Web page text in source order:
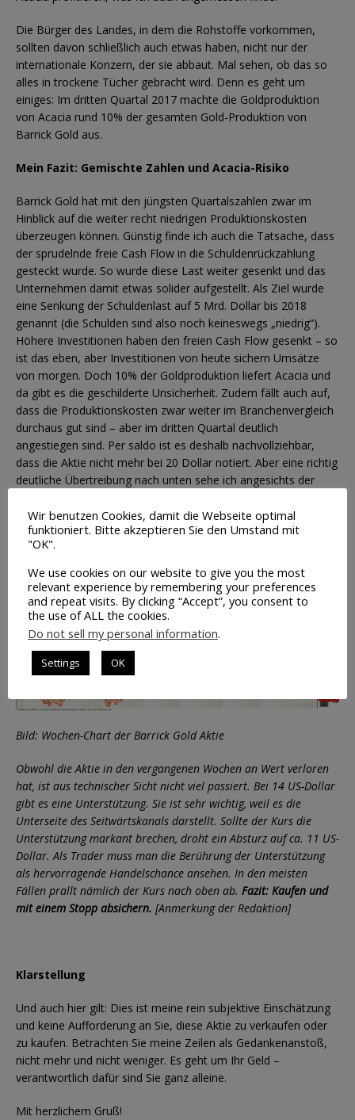
Die Bürger des Landes, in dem die Rohstoffe vorkommen,
sollten davon schließlich auch etwas haben, nicht nur der
internationale Konzern, der sie abbaut. Mal sehen, ob das so
alles in trockene Tücher gebracht wird. Denn es geht um
einiges: Im dritten Quartal 2017 machte die Goldproduktion
von Acacia rund 10% der gesamten Gold-Produktion von
Barrick Gold aus.
Mein Fazit: Gemischte Zahlen und Acacia-Risiko
Barrick Gold hat mit den jüngsten Quartalszahlen zwar im
Hinblick auf die weiter recht niedrigen Produktionskosten
überzeugen können. Günstig finde ich auch die Tatsache, dass
der sprudelnde freie Cash Flow in die Schuldenrückzahlung
gesteckt wurde. So wurde diese Last weiter gesenkt und das
Unternehmen damit etwas solider aufgestellt. Als Ziel wurde
eine Senkung der Schuldenlast auf 5 Mrd. Dollar bis 2018
genannt (die Schulden sind also noch keineswegs „niedrig“).
Höhere Investitionen haben den freien Cash Flow gesenkt – so
ist das eben, aber Investitionen von heute sichern Umsätze
von morgen. Doch 10% der Goldproduktion liefert Acacia und
da gibt es die geschilderte Unsicherheit. Zudem fällt auch auf,
dass die Produktionskosten zwar weiter im Branchenvergleich
durchaus gut sind – aber im dritten Quartal deutlich
angestiegen sind. Per saldo ist es deshalb nachvollziehbar,
dass die Aktie nicht mehr bei 20 Dollar notiert. Aber eine richtig
deutliche Übertreibung nach unten sehe ich angesichts der
Bild: Wochen-Chart der Barrick Gold Aktie
Obwohl die Aktie in den vergangenen Wochen an Wert verloren
hat, ist aus technischer Sicht nicht viel passiert. Bei 14 US-Dollar
gibt es eine Unterstützung. Sie ist sehr wichtig, weil es die
Unterseite des Seitwärtskanals darstellt. Sollte der Kurs die
Unterstützung markant brechen, droht ein Absturz auf ca. 11 US-
Dollar. Als Trader muss man die Berührung der Unterstützung
als hervorragende Handelschance ansehen. In den meisten
Fällen prallt nämlich der Kurs nach oben ab. Fazit: Kaufen und
mit einem Stopp absichern. [Anmerkung der Redaktion]
Klarstellung
Und auch hier gilt: Dies ist meine rein subjektive Einschätzung
und keine Aufforderung an Sie, diese Aktie zu verkaufen oder
zu kaufen. Betrachten Sie meine Zeilen als Gedankenanstoß,
nicht mehr und nicht weniger. Es geht um Ihr Geld –
verantwortlich dafür sind Sie ganz alleine.
Mit herzlichem Gruß!
Wir benutzen Cookies, damit die Webseite optimal
funktioniert. Bitte akzeptieren Sie den Umstand mit
"OK".
We use cookies on our website to give you the most
relevant experience by remembering your preferences
and repeat visits. By clicking “Accept”, you consent to
the use of ALL the cookies.
Do not sell my personal information.
Settings OK